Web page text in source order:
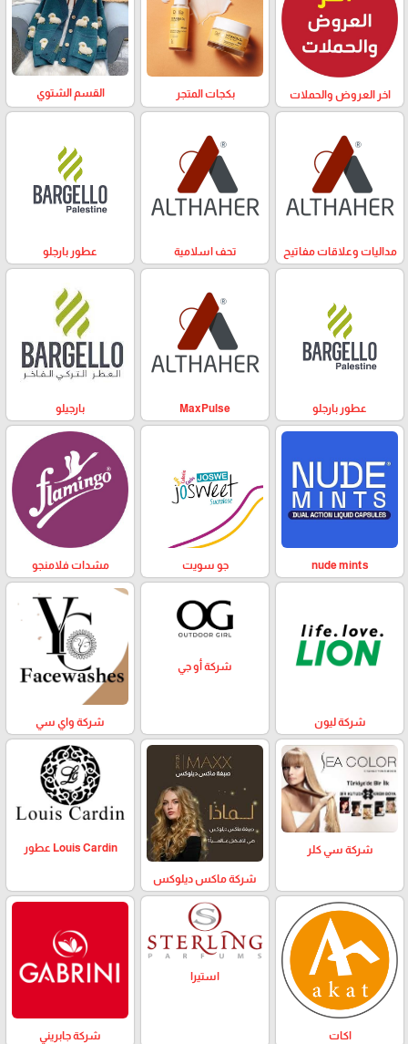
اخر العروض والحملات بكجات المتجر القسم الشتوي
مداليات وعلاقات مفاتيح تحف اسلامية عطور بارجلو
عطور بارجلو MaxPulse بارجيلو
nude mints جو سويت مشدات فلامنجو
شركة ليون
شركة أو جي
شركة واي سي
شركة سي كلر
شركة ماكس ديلوكس
Louis Cardin عطور
اكات
استيرا
شركة جابريني